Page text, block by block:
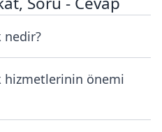
nedir?
hizmetlerinin önemi